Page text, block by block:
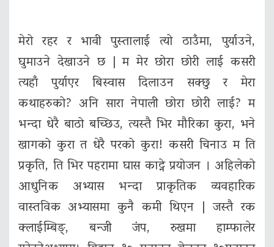
मेरो रहर र भावी पुस्तालाई त्यो ठाउँमा, पुर्याउने,
घुमाउने देखाउने छ | म मेर छोरा छोरी लाई कसरी
त्यहाँ पुर्याएर बिस्वास दिलाउन सक्छु र मेरा
कथाहरुको? अनि सारा नेपाली छोरा छोरी लाई? म
भन्दा धेरै बाठो बच्छिउ, त्यस्तै भिर मौरिका कुरा, भने
खागको कुरा त धेरै परको कुरा! कसरी चिनाउ म ति
प्रकृति, ति भिर पहरामा घास काट्ने प्रयोजन । अहिलेको
आधुनिक अभ्यास भन्दा प्राकृतिक व्यवहारिक
वास्तविक अभ्यासमा कुनै कमी थिएन | जस्तै रक
क्लाईम्बिङ्, बन्जी जंप, रुखमा हाम्फालेर